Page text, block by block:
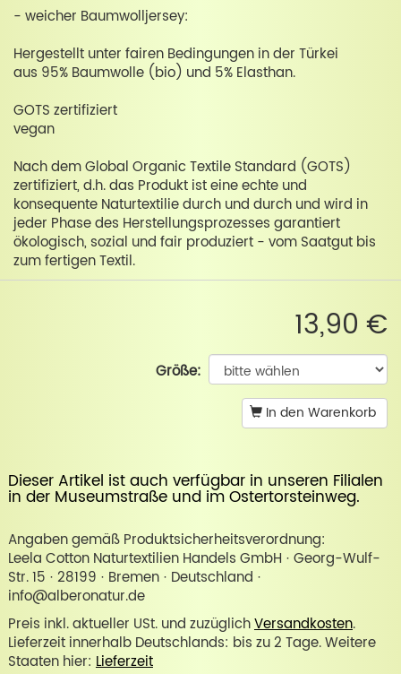
- weicher Baumwolljersey:
Hergestellt unter fairen Bedingungen in der Türkei
aus 95% Baumwolle (bio) und 5% Elasthan.
GOTS zertifiziert
vegan
Nach dem Global Organic Textile Standard (GOTS)
zertifiziert, d.h. das Produkt ist eine echte und
konsequente Naturtextilie durch und durch und wird in
jeder Phase des Herstellungsprozesses garantiert
ökologisch, sozial und fair produziert - vom Saatgut bis
zum fertigen Textil.
13,90 €
Größe:
In den Warenkorb
Dieser Artikel ist auch verfügbar in unseren Filialen
in der Museumstraßeund imOstertorsteinweg.
Angaben gemäß Produktsicherheitsverordnung:
Leela Cotton Naturtextilien Handels GmbH · Georg-Wulf-
Str. 15 · 28199 · Bremen · Deutschland ·
info@alberonatur.de
Preis inkl. aktueller USt. und zuzüglichVersandkosten.
Lieferzeit innerhalb Deutschlands: bis zu 2 Tage. Weitere
Staaten hier: Lieferzeit